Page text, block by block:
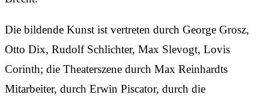
Die bildende Kunst ist vertreten durch George Grosz,
Otto Dix, Rudolf Schlichter, Max Slevogt, Lovis
Corinth; die Theaterszene durch Max Reinhardts
Mitarbeiter, durch Erwin Piscator, durch die